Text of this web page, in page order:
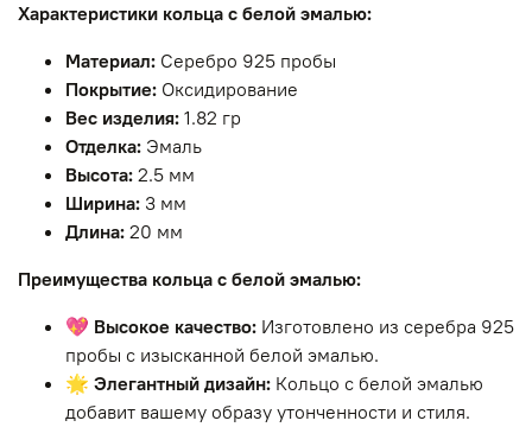
Характеристики кольца с белой эмалью:
Материал: Серебро 925 пробы
Покрытие: Оксидирование
Вес изделия: 1.82 гр
Отделка: Эмаль
Высота: 2.5 мм
Ширина: 3 мм
Длина: 20 мм
Преимущества кольца с белой эмалью:
💖 Высокое качество: Изготовлено из серебра 925
пробы с изысканной белой эмалью.
🌟 Элегантный дизайн: Кольцо с белой эмалью
добавит вашему образу утонченности и стиля.